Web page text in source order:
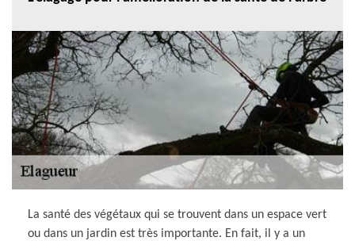
La santé des végétaux qui se trouvent dans un espace vert
ou dans un jardin est très importante. En fait, il y a un